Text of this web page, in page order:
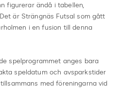
figurerar ändå i tabellen,
är Strängnäs Futsal som gått
i en fusion till denna
spelprogrammet anges bara
speldatum och avsparkstider
med föreningarna vid